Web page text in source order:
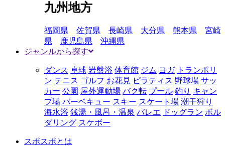
九州地方
福岡県 佐賀県 長崎県 大分県 熊本県
宮崎
県
鹿児島県
沖縄県
ジャンルから探す
ダンス 卓球 岩盤浴 体育館 ジム ヨガ トランポリ
ン テニス ゴルフ お花見 ピラティス 野球場 サッ
カー 公園 屋外運動場 バク転 プール 釣り キャン
プ場 バーベキュー スキー スケート場 潮干狩り
海水浴 銭湯・風呂・温泉 バレエ ドッグラン ボル
ダリング スケボー
スポスポとは